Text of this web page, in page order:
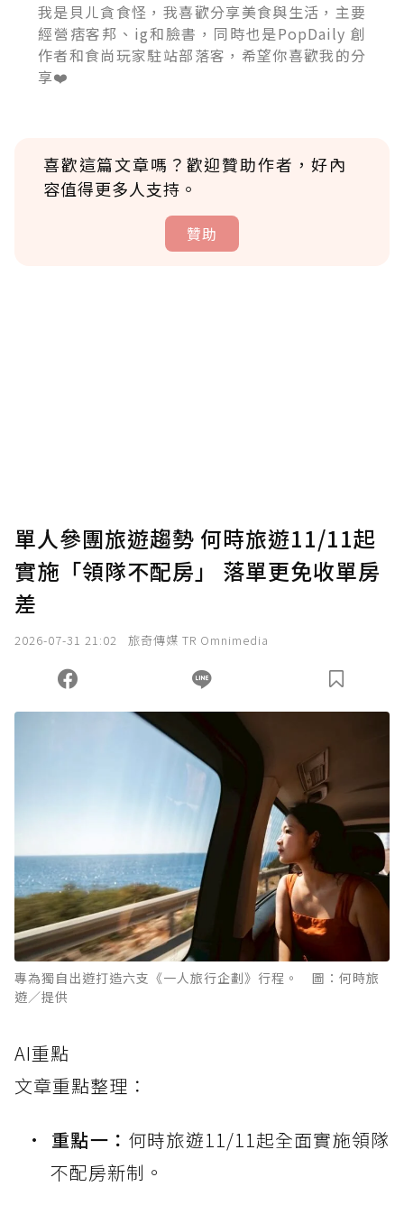
我是貝ㄦ貪食怪，我喜歡分享美食與生活，主要
經營痞客邦、ig和臉書，同時也是PopDaily 創
作者和食尚玩家駐站部落客，希望你喜歡我的分
享❤️
喜歡這篇文章嗎？歡迎贊助作者，好內
容值得更多人支持。
贊助
確認送出
您當前剩餘 U 利點數：0點；前往 購買點數
單人參團旅遊趨勢 何時旅遊11/11起
實施「領隊不配房」 落單更免收單房
差
2026-07-31 21:02 旅奇傳媒 TR Omnimedia
專為獨自出遊打造六支《一人旅行企劃》行程。 圖：何時旅
遊／提供
AI重點
文章重點整理：
重點一： 何時旅遊11/11起全面實施領隊
不配房新制。